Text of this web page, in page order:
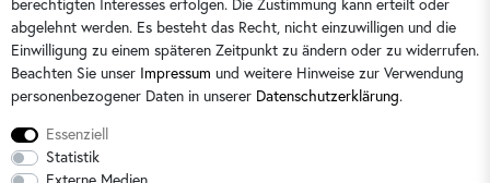
berechtigten Interesses erfolgen. Die Zustimmung kann erteilt oder
abgelehnt werden. Es besteht das Recht, nicht einzuwilligen und die
Einwilligung zu einem späteren Zeitpunkt zu ändern oder zu widerrufen.
Beachten Sie unser Impressum und weitere Hinweise zur Verwendung
personenbezogener Daten in unserer Daten­schutz­erklärung.
Essenziell
Statistik